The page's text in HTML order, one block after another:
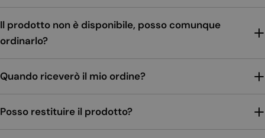
Il prodotto non è disponibile, posso comunque
ordinarlo?
Quando riceverò il mio ordine?
Posso restituire il prodotto?